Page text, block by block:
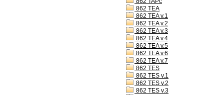
862 TEA
862 TEA v.1
862 TEA v.2
862 TEA v.3
862 TEA v.4
862 TEA v.5
862 TEA v.6
862 TEA v.7
862 TES
862 TES v.1
862 TES v.2
862 TES v.3